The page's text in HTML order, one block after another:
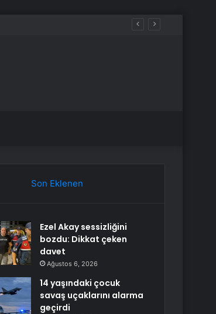
Son Eklenen
Ezel Akay sessizliğini
bozdu: Dikkat çeken
davet
Ağustos 6, 2026
14 yaşındaki çocuk
savaş uçaklarını alarma
geçirdi